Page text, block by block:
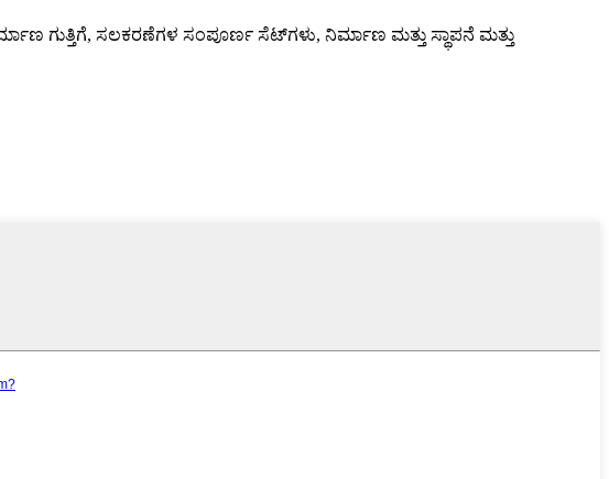
ಗುತ್ತಿಗೆ, ಸಲಕರಣೆಗಳ ಸಂಪೂರ್ಣ ಸೆಟ್‌ಗಳು, ನಿರ್ಮಾಣ ಮತ್ತು ಸ್ಥಾಪನೆ ಮತ್ತು